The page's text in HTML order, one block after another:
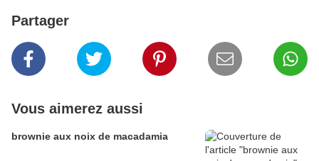
Partager
Vous aimerez aussi
brownie aux noix de macadamia